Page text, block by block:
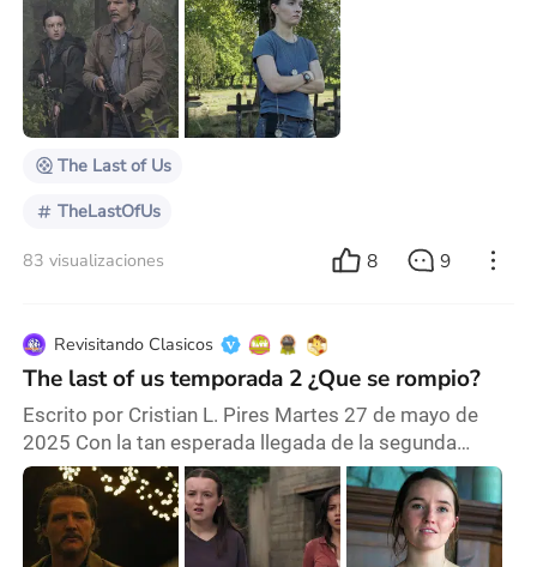
(obvio), los espectadores casuales de la primera
temporada y los críticos, casi todos coincidieron en
que esta segunda entrega fue de mal en peor y por
varias razones. Algunas completamente ilógicas y
estúpidas; otras con completa razón, pero pare
The Last of Us
TheLastOfUs
83 visualizaciones 8 9
Revisitando Clasicos
The last of us temporada 2 ¿Que se rompio?
Escrito por Cristian L. Pires Martes 27 de mayo de
2025 Con la tan esperada llegada de la segunda
temporada de The Last of Us, la emoción y los nervios
venían por partes iguales. Sin embargo, algo se torció
en el camino, y lo que era una de las grandes series de
los últimos años y exponente de las adaptaciones de